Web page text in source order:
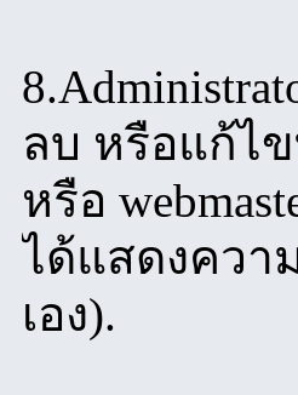
ลบ หรือแก้ไข
หรือ
ได้แสดงควา
เอง).